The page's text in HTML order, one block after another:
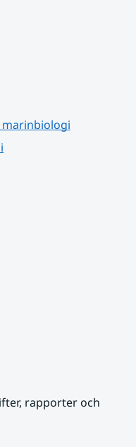
marinbiologi
rapporter och